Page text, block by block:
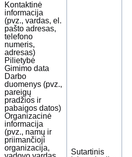
Kontaktinė
informacija
(pvz., vardas, el.
pašto adresas,
telefono
numeris,
adresas)
Pilietybė
Gimimo data
Darbo
duomenys (pvz.,
pareigų
pradžios ir
pabaigos datos)
Organizacinė
informacija
(pvz., namų ir
priimančioji
organizacija,
Sutartinis